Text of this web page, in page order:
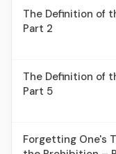
The Definition of
Part 2
The Definition of
Part 5
Forgetting One's